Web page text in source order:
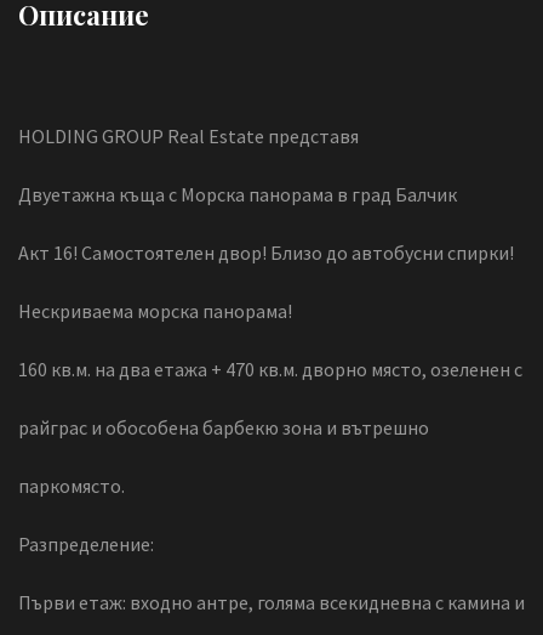
Описание
HOLDING GROUP Real Estate представя
Двуетажна къща с Морска панорама в град Балчик
Акт 16! Самостоятелен двор! Близо до автобусни спирки!
Нескриваема морска панорама!
160 кв.м. на два етажа + 470 кв.м. дворно място, озеленен с
райграс и обособена барбекю зона и вътрешно
паркомясто.
Разпределение:
Първи етаж: входно антре, голяма всекидневна с камина и